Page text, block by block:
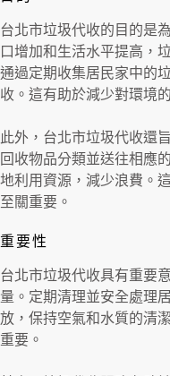
台北市垃圾代收的目的是
口增加和生活水平提高，
通過定期收集居民家中的
收。這有助於減少對環境
此外，台北市垃圾代收還
回收物品分類並送往相應的
地利用資源，減少浪費。
至關重要。
重要性
台北市垃圾代收具有重要
量。定期清理並安全處理
放，保持空氣和水質的清
重要。